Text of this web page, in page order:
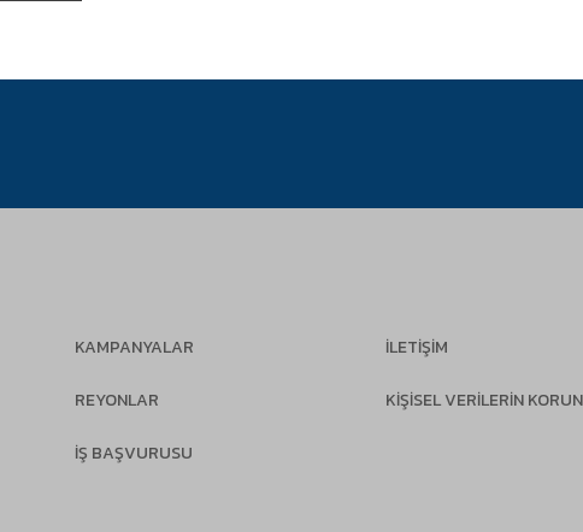
KAMPANYALAR
REYONLAR
İŞ BAŞVURUSU
İLETİŞİM
KİŞİSEL VERİLERİN